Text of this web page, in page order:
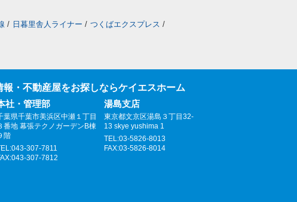
/ 日暮里舎人ライナー / つくばエクスプレス /
・不動産屋をお探しならケイエスホーム
社・管理部
葉県千葉市美浜区中瀬１丁目
番地 幕張テクノガーデンB棟
階
307-7811
307-7812
湯島支店
東京都文京区湯島３丁目32-
13 skye yushima 1
TEL:03-5826-8013
FAX:03-5826-8014